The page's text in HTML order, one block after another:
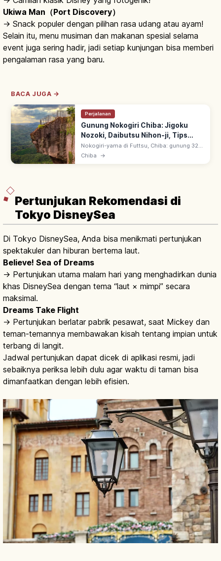
Ukiwa Man（Port Discovery）
→ Snack populer dengan pilihan rasa udang atau ayam!
Selain itu, menu musiman dan makanan spesial selama
event juga sering hadir, jadi setiap kunjungan bisa memberi
pengalaman rasa yang baru.
BACA JUGA →
Perjalanan
Gunung Nokogiri Chiba: Jigoku
Nozoki, Daibutsu Nihon-ji, Tips
Berkunjung
Nokogiri-yama di Futtsu, Chiba: gunung 329
m berpunggung mirip gigi gergaji. Jigoku
Chiba →
Pertunjukan Rekomendasi di
Tokyo DisneySea
Di Tokyo DisneySea, Anda bisa menikmati pertunjukan
spektakuler dan hiburan bertema laut.
Believe! Sea of Dreams
→ Pertunjukan utama malam hari yang menghadirkan dunia
khas DisneySea dengan tema “laut × mimpi” secara
maksimal.
Dreams Take Flight
→ Pertunjukan berlatar pabrik pesawat, saat Mickey dan
teman-temannya membawakan kisah tentang impian untuk
terbang di langit.
Jadwal pertunjukan dapat dicek di aplikasi resmi, jadi
sebaiknya periksa lebih dulu agar waktu di taman bisa
dimanfaatkan dengan lebih efisien.